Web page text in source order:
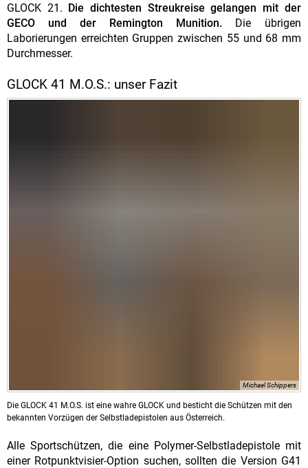
GLOCK 21. Die dichtesten Streukreise gelangen mit der
GECO und der Remington Munition. Die übrigen
Laborierungen erreichten Gruppen zwischen 55 und 68 mm
Durchmesser.
GLOCK 41 M.O.S.: unser Fazit
Michael Schippers
Die GLOCK 41 M.O.S. ist eine wahre GLOCK und besticht die Schützen mit den
bekannten Vorzügen der Selbstladepistolen aus Österreich.
Alle Sportschützen, die eine Polymer-Selbstladepistole mit
einer Rotpunktvisier-Option suchen, sollten die Version G41